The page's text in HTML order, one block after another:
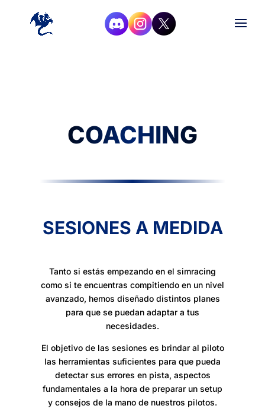
COACHING
SESIONES A MEDIDA
Tanto si estás empezando en el simracing
como si te encuentras compitiendo en un nivel
avanzado, hemos diseñado distintos planes
para que se puedan adaptar a tus
necesidades.
El objetivo de las sesiones es brindar al piloto
las herramientas suficientes para que pueda
detectar sus errores en pista, aspectos
fundamentales a la hora de preparar un setup
y consejos de la mano de nuestros pilotos.